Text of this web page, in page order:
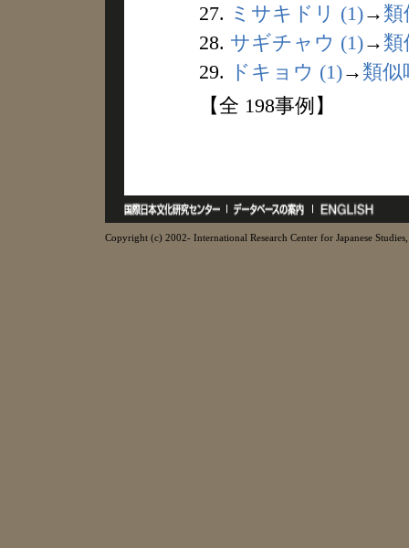
27. ミサキドリ (1)→ 類
28. サギチャウ (1)→ 類
29.
ドキョウ (1)→ 類似
【全 198事例】
Copyright (c) 2002- International Research Center for Japanese